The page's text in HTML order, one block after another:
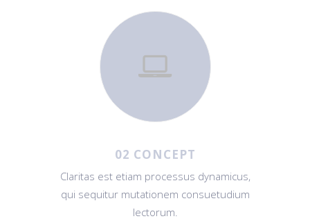
02 CONCEPT
Claritas est etiam processus dynamicus,
qui sequitur mutationem consuetudium
lectorum.